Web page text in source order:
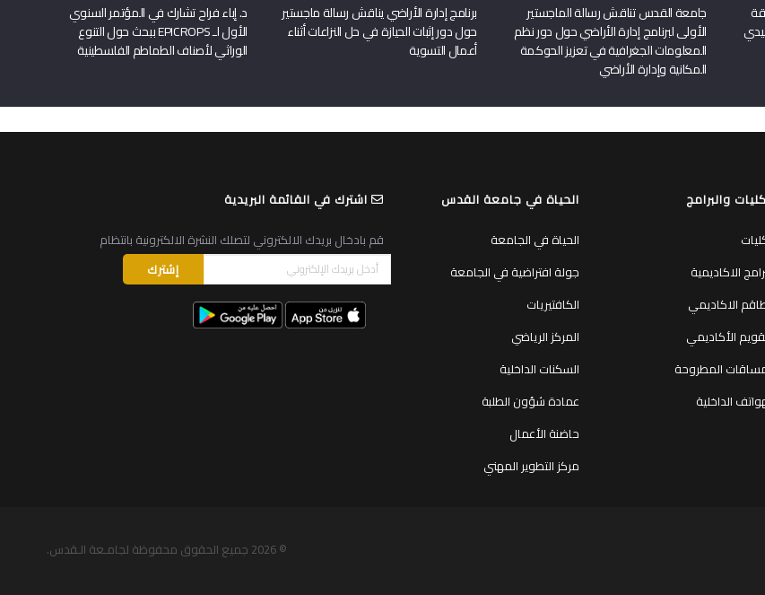
جامعة القدس تناقش رسالة الماجستير
الأولى لبرنامج إدارة الأراضي حول دور نظم
المعلومات الجغرافية في تعزيز الحوكمة
المكانية وإدارة الأراضي
برنامج إدارة الأراضي يناقش رسالة ماجستير
حول دور إثبات الحيازة في حل النزاعات أثناء
أعمال التسوية
د. إباء فراح تشارك في المؤتمر السنوي
الأول لـ EPICROPS ببحث حول التنوع
الوراثي لأصناف الطماطم الفلسطينية
والبرامج
الاكاديمية
الاكاديمي
الأكاديمي
المطروحة
الداخلية
الحياة في جامعة القدس
الحياة في الجامعة
جولة افتراضية في الجامعة
الكافتيريات
المركز الرياضي
السكنات الداخلية
عمادة شؤون الطلبة
حاضنة الأعمال
مركز التطوير المهني
اشترك في القائمة البريدية
قم بادخال بريدك الالكتروني لتصلك النشرة الالكترونية بانتظام
© 2026 جميع الحقوق محفوظة لجامـعة الـقدس.